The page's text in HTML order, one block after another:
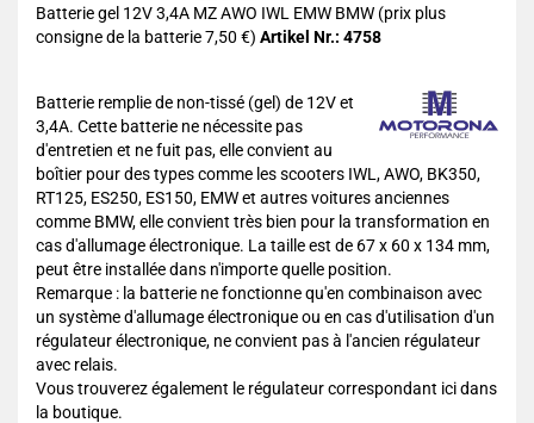
Batterie gel 12V 3,4A MZ AWO IWL EMW BMW (prix plus
consigne de la batterie 7,50 €) Artikel Nr.: 4758
Batterie remplie de non-tissé (gel) de 12V et
3,4A. Cette batterie ne nécessite pas
d'entretien et ne fuit pas, elle convient au
boîtier pour des types comme les scooters IWL, AWO, BK350,
RT125, ES250, ES150, EMW et autres voitures anciennes
comme BMW, elle convient très bien pour la transformation en
cas d'allumage électronique. La taille est de 67 x 60 x 134 mm,
peut être installée dans n'importe quelle position.
Remarque : la batterie ne fonctionne qu'en combinaison avec
un système d'allumage électronique ou en cas d'utilisation d'un
régulateur électronique, ne convient pas à l'ancien régulateur
avec relais.
Vous trouverez également le régulateur correspondant ici dans
la boutique.